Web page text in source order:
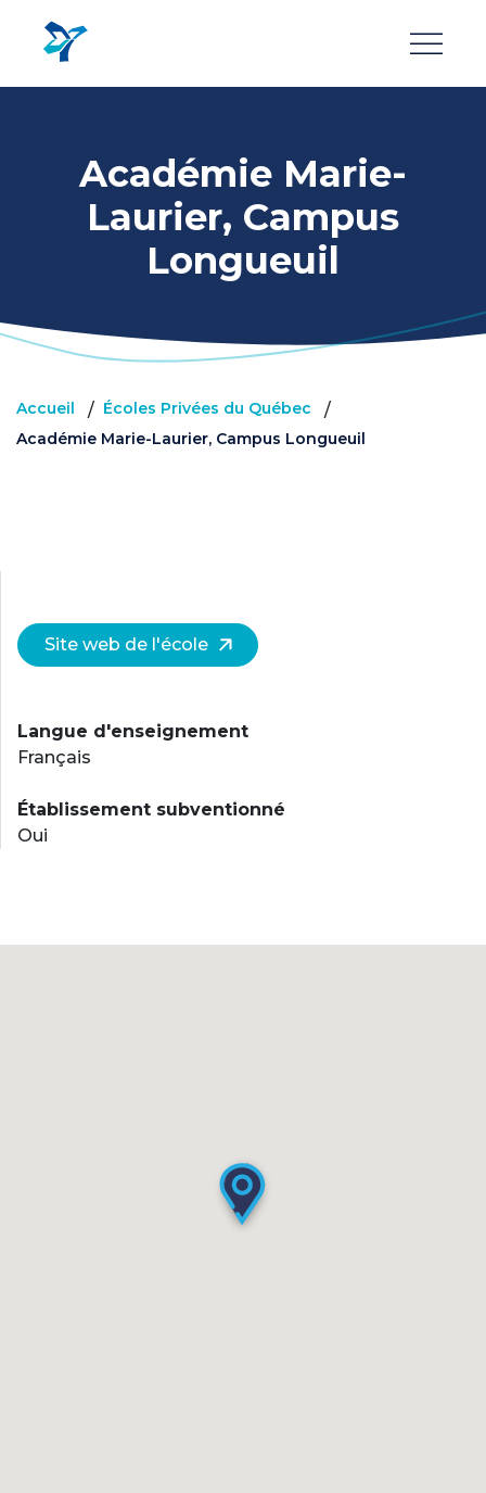
contenu
principal
Académie Marie-
Laurier, Campus
Longueuil
Accueil / Écoles Privées du Québec /
Académie Marie-Laurier, Campus Longueuil
Site web de l'école
Langue d'enseignement
Français
Établissement subventionné
Oui